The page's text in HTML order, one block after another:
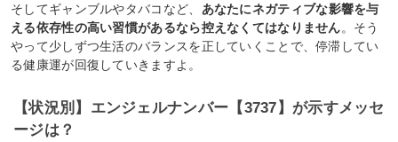
そしてギャンブルやタバコなど、 あなたにネガティブな影響を与
える依存性の高い習慣があるなら控えなくてはなりません。そう
やって少しずつ生活のバランスを正していくことで、停滞してい
る健康運が回復していきますよ。
【状況別】エンジェルナンバー【3737】が示すメッセ
ージは？